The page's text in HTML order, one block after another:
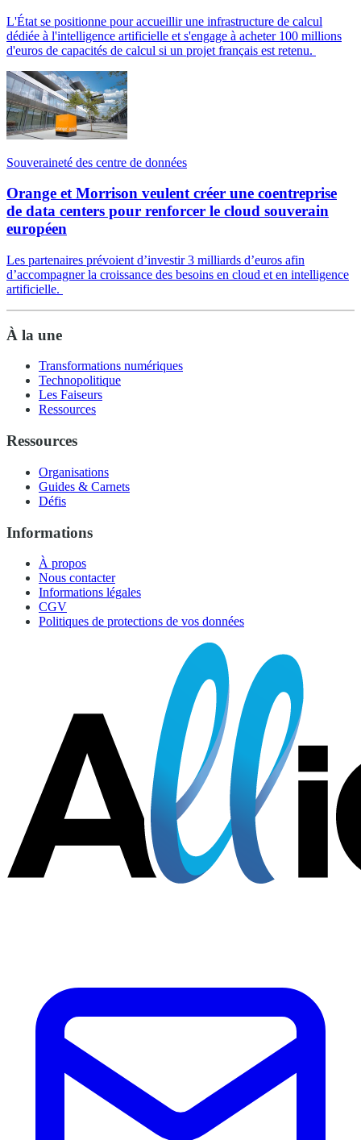
L'État se positionne pour accueillir une infrastructure de calcul
dédiée à l'intelligence artificielle et s'engage à acheter 100 millions
d'euros de capacités de calcul si un projet français est retenu.
Souveraineté des centre de données
Orange et Morrison veulent créer une coentreprise
de data centers pour renforcer le cloud souverain
européen
Les partenaires prévoient d’investir 3 milliards d’euros afin
d’accompagner la croissance des besoins en cloud et en intelligence
artificielle.
À la une
Transformations numériques
Technopolitique
Les Faiseurs
Ressources
Ressources
Organisations
Guides & Carnets
Défis
Informations
À propos
Nous contacter
Informations légales
CGV
Politiques de protections de vos données